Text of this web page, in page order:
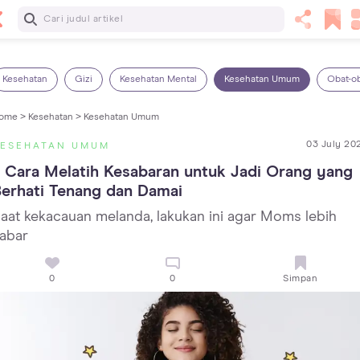
Baca Selanjutnya
Kesehatan Gizi Kesehatan Mental Kesehatan Umum Obat-
> Kesehatan > Kesehatan Umum
UMUM 03 July
Cara Melatih Kesabaran untuk Jadi Orang yang
Tenang dan Damai
kekacauan melanda, lakukan ini agar Moms lebih
0 0 Simpan